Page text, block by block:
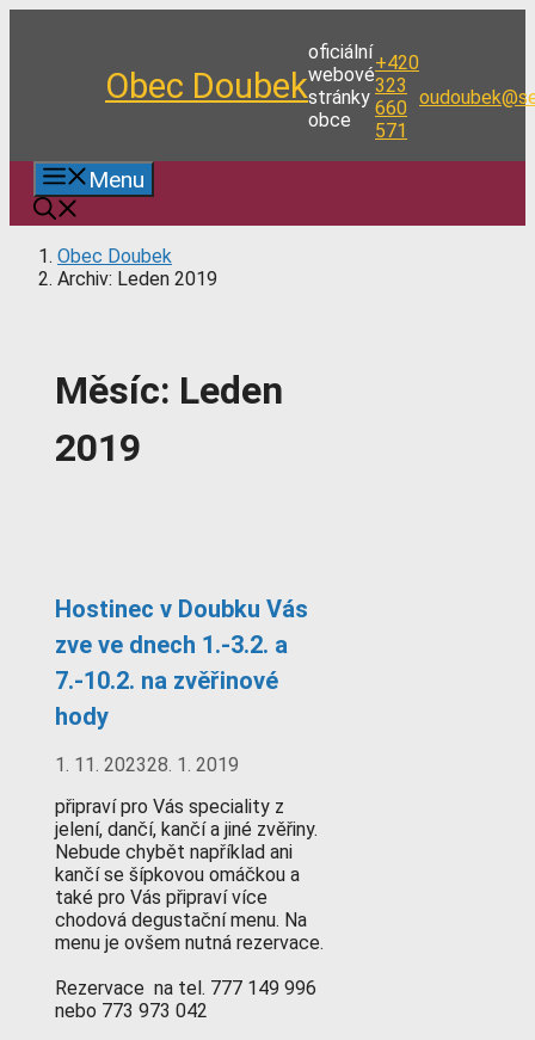
Obec Doubek
oficiální
webové
stránky
obce
+420
323
660
571
Menu
Obec Doubek
Archiv: Leden 2019
Měsíc: Leden
2019
Hostinec v Doubku Vás
zve ve dnech 1.-3.2. a
7.-10.2. na zvěřinové
hody
1. 11. 202328. 1. 2019
připraví pro Vás speciality z
jelení, dančí, kančí a jiné zvěřiny.
Nebude chybět například ani
kančí se šípkovou omáčkou a
také pro Vás připraví více
chodová degustační menu. Na
menu je ovšem nutná rezervace.
Rezervace na tel. 777 149 996
nebo 773 973 042